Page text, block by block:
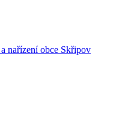
nařízení obce Skřipov